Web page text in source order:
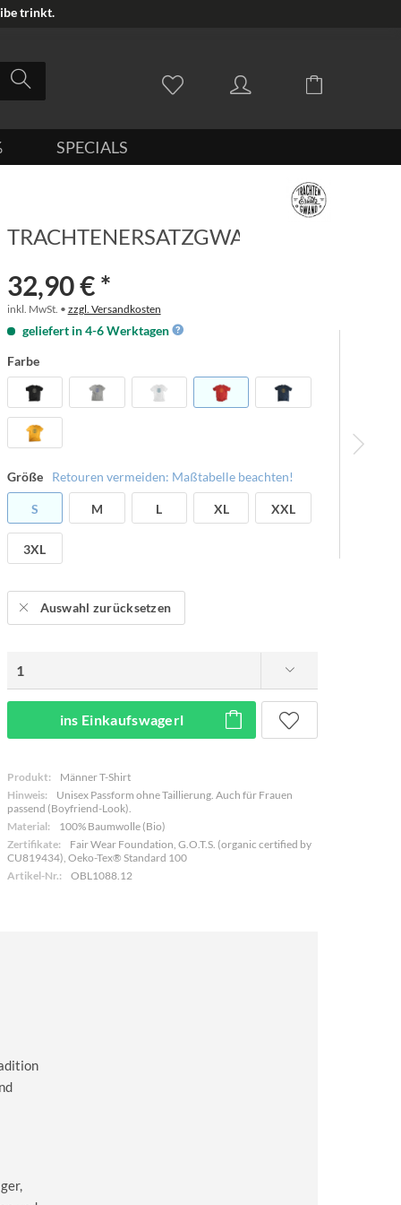
trinkt.
SPECIALS
TRACHTENERSATZGWAND
32,90 € *
inkl. MwSt. • zzgl. Versandkosten
geliefert in 4-6 Werktagen
Farbe
Größe Retouren vermeiden: Maßtabelle beachten!
S M L XL XXL
3XL
Auswahl zurücksetzen
ins Einkaufswagerl
Produkt:
Männer T-Shirt
Hinweis:
Unisex Passform ohne Taillierung. Auch für Frauen
passend (Boyfriend-Look).
Material:
100% Baumwolle (Bio)
Zertifikate:
Fair Wear Foundation, G.O.T.S. (organic certified by
CU819434), Oeko-Tex® Standard 100
Artikel-Nr.:
OBL1088.12